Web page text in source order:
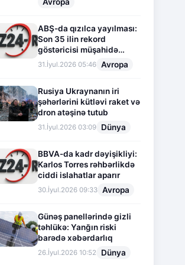
ABŞ-da qızılca yayılması:
Son 35 ilin rekord
göstəricisi müşahidə
olunur
31.İyul.2026 05:46 Avropa
Rusiya Ukraynanın iri
şəhərlərini kütləvi raket və
dron atəşinə tutub
31.İyul.2026 03:09 Dünya
BBVA-da kadr dəyişikliyi:
Karlos Torres rəhbərlikdə
ciddi islahatlar aparır
30.İyul.2026 09:33 Avropa
Günəş panellərində gizli
təhlükə: Yanğın riski
barədə xəbərdarlıq
26.İyul.2026 10:52 Dünya